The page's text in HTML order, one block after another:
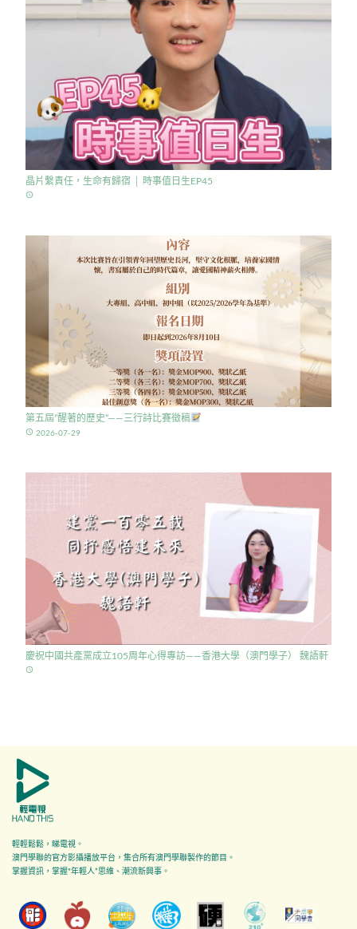
晶片繫責任，生命有歸宿 │ 時事值日生EP45
access_time
第五屆”醒著的歷史”——三行詩比賽徵稿
access_time 2026-07-29
慶祝中國共產黨成立105周年心得專訪——香港大學（澳門學子） 魏語軒
access_time
輕輕鬆鬆，睇電視。
澳門學聯的官方影攝播放平台，集合所有澳門學聯製作的節目。
掌握資訊，掌握"年輕人”思維、潮流新興事。